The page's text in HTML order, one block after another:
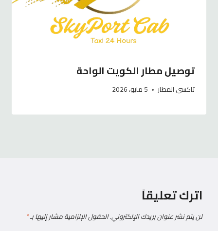
توصيل مطار الكويت الواحة
تاكسي المطار 5 مايو، 2026
اترك تعليقاً
لن يتم نشر عنوان بريدك الإلكتروني.الحقول الإلزامية مشار إليها بـ*